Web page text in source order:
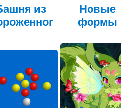
из
Новые
формы